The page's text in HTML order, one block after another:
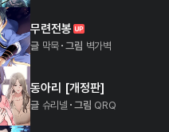
무련전봉
글 막묵 그림 벽가벽
동아리 [개정판]
글 슈리넬 그림 QRQ